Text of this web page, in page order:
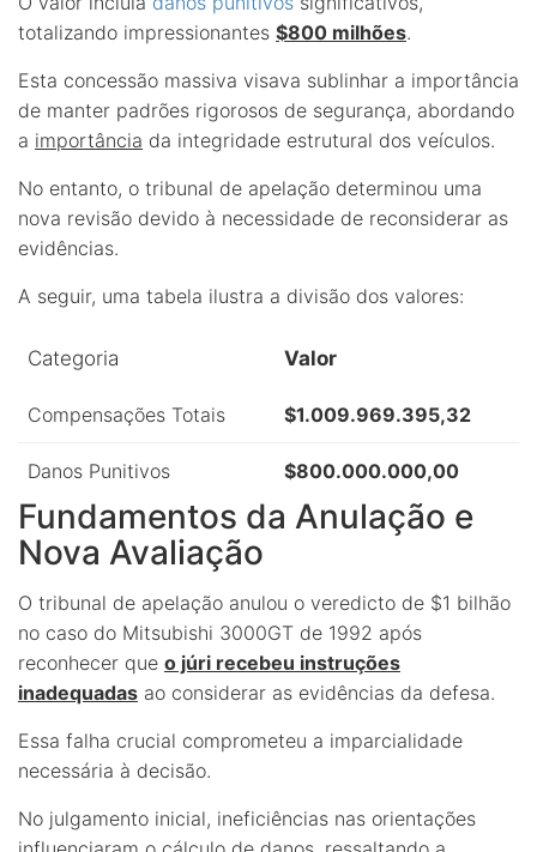
totalizando impressionantes $800 milhões.
Esta concessão massiva visava sublinhar a importância
de manter padrões rigorosos de segurança, abordando
a importância da integridade estrutural dos veículos.
No entanto, o tribunal de apelação determinou uma
nova revisão devido à necessidade de reconsiderar as
evidências.
A seguir, uma tabela ilustra a divisão dos valores:
Categoria Valor
Compensações Totais $1.009.969.395,32
Danos Punitivos $800.000.000,00
Fundamentos da Anulação e
Nova Avaliação
O tribunal de apelação anulou o veredicto de $1 bilhão
no caso do Mitsubishi 3000GT de 1992 após
reconhecer que o júri recebeu instruções
inadequadas ao considerar as evidências da defesa.
Essa falha crucial comprometeu a imparcialidade
necessária à decisão.
No julgamento inicial, ineficiências nas orientações